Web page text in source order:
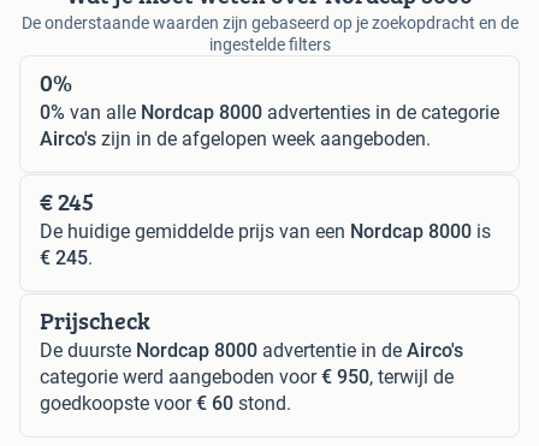
De onderstaande waarden zijn gebaseerd op je zoekopdracht en de
ingestelde filters
0%
0% van alle Nordcap 8000 advertenties in de categorie
Airco's zijn in de afgelopen week aangeboden.
€ 245
De huidige gemiddelde prijs van een Nordcap 8000 is
€ 245.
Prijscheck
De duurste Nordcap 8000 advertentie in de Airco's
categorie werd aangeboden voor€ 950, terwijl de
goedkoopste voor€ 60 stond.